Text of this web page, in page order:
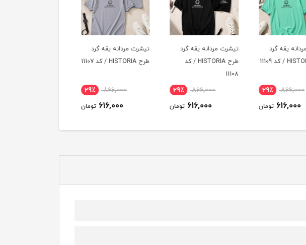
یقه گرد
866,000 29٪
616,000 تومان
تیشرت مردانه یقه گرد
طرح HISTORIA / کد
11108
866,000 29٪
616,000 تومان
تیشرت مردانه یقه گرد
طرح HISTORIA / کد 11107
866,000 29٪
616,000 تومان